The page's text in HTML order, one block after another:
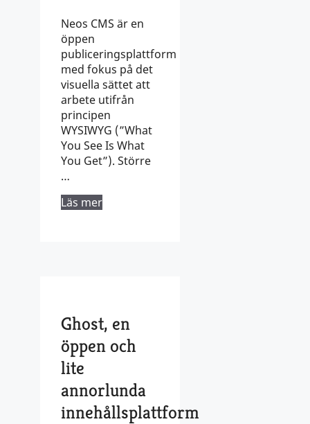
Neos CMS är en
öppen
publiceringsplattform
med fokus på det
visuella sättet att
arbete utifrån
principen
WYSIWYG (”What
You See Is What
You Get”). Större
…
Läs mer
Ghost, en
öppen och
lite
annorlunda
innehållsplattform